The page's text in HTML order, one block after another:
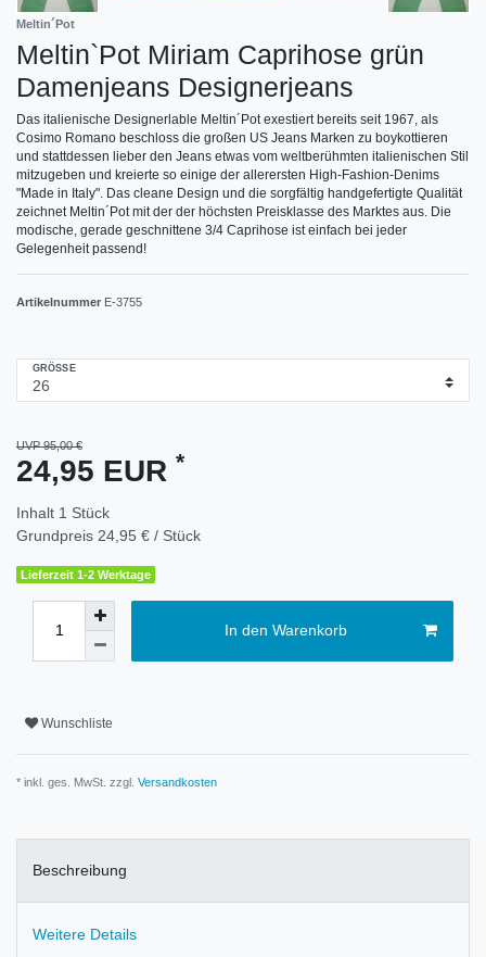
Meltin´Pot
Meltin`Pot Miriam Caprihose grün
Damenjeans Designerjeans
Das italienische Designerlable Meltin´Pot exestiert bereits seit 1967, als
Cosimo Romano beschloss die großen US Jeans Marken zu boykottieren
und stattdessen lieber den Jeans etwas vom weltberühmten italienischen Stil
mitzugeben und kreierte so einige der allerersten High-Fashion-Denims
"Made in Italy". Das cleane Design und die sorgfältig handgefertigte Qualität
zeichnet Meltin´Pot mit der der höchsten Preisklasse des Marktes aus. Die
modische, gerade geschnittene 3/4 Caprihose ist einfach bei jeder
Gelegenheit passend!
Artikelnummer E-3755
GRÖSSE
UVP 95,00 €
24,95 EUR *
Inhalt 1 Stück
Grundpreis 24,95 € / Stück
Lieferzeit 1-2 Werktage
In den Warenkorb
Wunschliste
* inkl. ges. MwSt. zzgl. Versandkosten
Beschreibung
Weitere Details